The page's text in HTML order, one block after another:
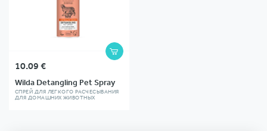
10.09 €
Wilda Detangling Pet Spray
СПРЕЙ ДЛЯ ЛЕГКОГО РАСЧЕСЫВАНИЯ
ДЛЯ ДОМАШНИХ ЖИВОТНЫХ
В
КОРЗИНУ